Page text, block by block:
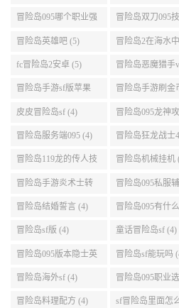
(5) 任务 (5)
冒险岛095哪个职业强
势 (5)
冒险岛双刀095
点 (5)
冒险岛英雄吧 (5) 冒险岛2在海水
(5)
fc冒险岛2安卓 (5) 冒险岛恶魔猎手
点 (5)
冒险岛手游sf版苹果
(5)
冒险岛手游刷金
皮皮冒险岛sf (4) 冒险岛095龙神
冒险岛服务端095 (4) 冒险岛狂龙战士
能加点 (4)
冒险岛119龙的传人技
能加点 (4)
冒险岛机械挂机
冒险岛手游炎术士转
职 (4)
冒险岛095私服
冒险岛结婚誓言 (4) 冒险岛095有什
(4)
冒险岛sf版 (4) 童话冒险岛sf (4)
冒险岛095版本隐士英
雄后期玩哪个好 (4)
冒险岛sf能玩吗
冒险岛海外sf (4) 冒险岛095职业
冒险岛料理配方 (4) sf冒险岛里面怎